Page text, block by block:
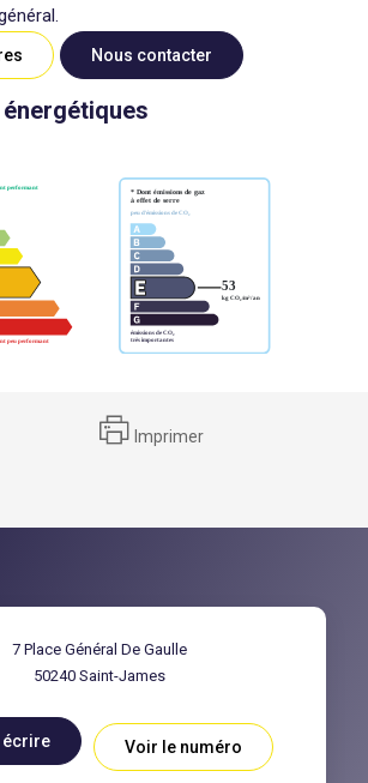
Nous contacter
Imprimer
7 Place Général De Gaulle
50240 Saint-James
écrire Voir le numéro